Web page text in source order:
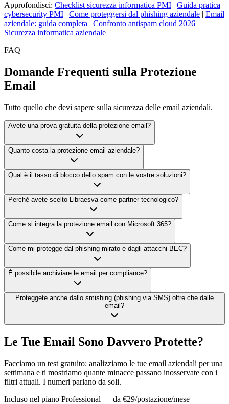
Approfondisci: Checklist sicurezza informatica PMI | Guida pratica
cybersecurity PMI | Come proteggersi dal phishing aziendale | Email
aziendale: guida completa | Confronto antispam cloud 2026 |
Sicurezza informatica aziendale
FAQ
Domande Frequenti sulla Protezione
Email
Tutto quello che devi sapere sulla sicurezza delle email aziendali.
Avete una prova gratuita della protezione email?
Quanto costa la protezione email aziendale?
Qual è il tasso di blocco dello spam con le vostre soluzioni?
Perché avete scelto Libraesva come partner tecnologico?
Come si integra la protezione email con Microsoft 365?
Come mi protegge dal phishing mirato e dagli attacchi BEC?
È possibile archiviare le email per compliance?
Proteggete anche dallo smishing (phishing via SMS) oltre che dalle
email?
Le Tue Email Sono Davvero Protette?
Facciamo un test gratuito: analizziamo le tue email aziendali per una
settimana e ti mostriamo quante minacce passano inosservate con i
filtri attuali. I numeri parlano da soli.
Incluso nel piano Professional — da €29/postazione/mese